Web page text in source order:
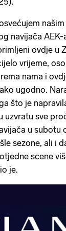
navijača AEK-
ovdje u
vrijeme,
nama i
ugodno.
što je
uzvratu sve
u subotu
sezone, ali i
scene
je.